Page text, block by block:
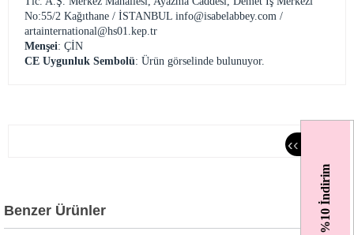
%10 İndirim
‹‹
No:55/2 Kağıthane / İSTANBUL info@isabelabbey.com /
artainternational@hs01.kep.tr
Menşei: ÇİN
CE Uygunluk Sembolü: Ürün görselinde bulunuyor.
Benzer Ürünler